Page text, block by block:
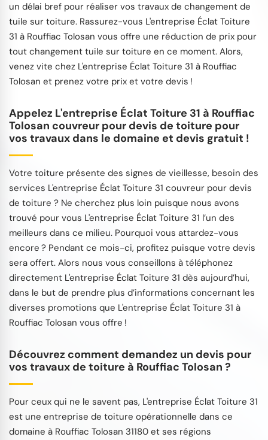
un délai bref pour réaliser vos travaux de changement de
tuile sur toiture. Rassurez-vous L'entreprise Éclat Toiture
31 à Rouffiac Tolosan vous offre une réduction de prix pour
tout changement tuile sur toiture en ce moment. Alors,
venez vite chez L'entreprise Éclat Toiture 31 à Rouffiac
Tolosan et prenez votre prix et votre devis !
Appelez L'entreprise Éclat Toiture 31 à Rouffiac
Tolosan couvreur pour devis de toiture pour
vos travaux dans le domaine et devis gratuit !
Votre toiture présente des signes de vieillesse, besoin des
services L'entreprise Éclat Toiture 31 couvreur pour devis
de toiture ? Ne cherchez plus loin puisque nous avons
trouvé pour vous L'entreprise Éclat Toiture 31 l’un des
meilleurs dans ce milieu. Pourquoi vous attardez-vous
encore ? Pendant ce mois-ci, profitez puisque votre devis
sera offert. Alors nous vous conseillons à téléphonez
directement L'entreprise Éclat Toiture 31 dès aujourd’hui,
dans le but de prendre plus d’informations concernant les
diverses promotions que L'entreprise Éclat Toiture 31 à
Rouffiac Tolosan vous offre !
Découvrez comment demandez un devis pour
vos travaux de toiture à Rouffiac Tolosan ?
Pour ceux qui ne le savent pas, L'entreprise Éclat Toiture 31
est une entreprise de toiture opérationnelle dans ce
domaine à Rouffiac Tolosan 31180 et ses régions